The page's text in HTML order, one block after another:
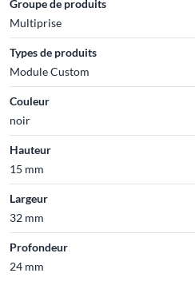
Groupe de produits
Multiprise
Types de produits
Module Custom
Couleur
noir
Hauteur
15 mm
Largeur
32 mm
Profondeur
24 mm